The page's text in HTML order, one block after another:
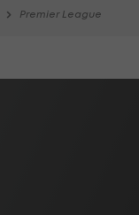
Premier League